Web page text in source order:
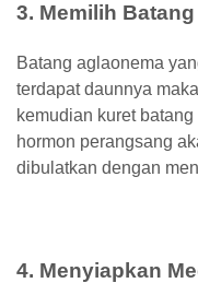
3. Memilih
Batang aglaonema
terdapat daunnya
kemudian kuret
hormon perangsang
dibulatkan dengan
4. Menyiapkan